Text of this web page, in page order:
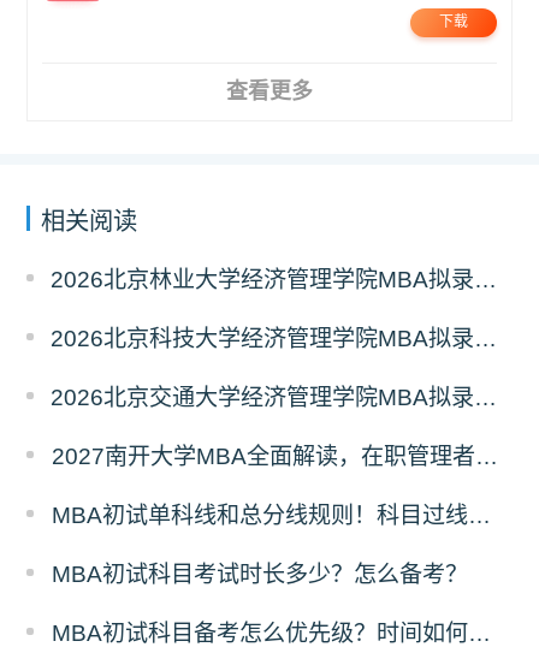
下载
查看更多
相关阅读
2026北京林业大学经济管理学院MBA拟录取分析解读
2026北京科技大学经济管理学院MBA拟录取分析解读
2026北京交通大学经济管理学院MBA拟录取分析解读
2027南开大学MBA全面解读，在职管理者择校优选
MBA初试单科线和总分线规则！科目过线标准
MBA初试科目考试时长多少？怎么备考？
MBA初试科目备考怎么优先级？时间如何分配？